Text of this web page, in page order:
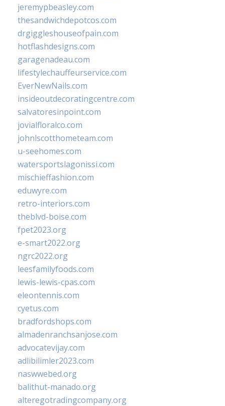
jeremypbeasley.com
thesandwichdepotcos.com
drgiggleshouseofpain.com
hotflashdesigns.com
garagenadeau.com
lifestylechauffeurservice.com
EverNewNails.com
insideoutdecoratingcentre.com
salvatoresinpoint.com
jovialfloralco.com
johnlscotthometeam.com
u-seehomes.com
watersportslagonissi.com
mischieffashion.com
eduwyre.com
retro-interiors.com
theblvd-boise.com
fpet2023.org
e-smart2022.org
ngrc2022.org
leesfamilyfoods.com
lewis-lewis-cpas.com
eleontennis.com
cyetus.com
bradfordshops.com
almadenranchsanjose.com
advocatevijay.com
adlibilimler2023.com
naswwebed.org
balithut-manado.org
alteregotradingcompany.org